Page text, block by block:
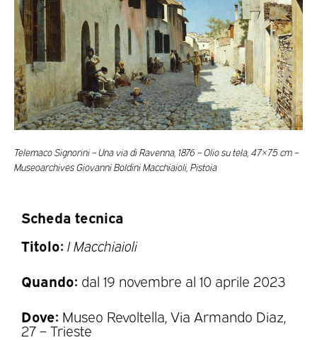
Telemaco Signorini – Una via di Ravenna, 1876 – Olio su tela, 47×75 cm –
Museoarchives Giovanni Boldini Macchiaioli, Pistoia
Scheda tecnica
Titolo: I Macchiaioli
Quando: dal 19 novembre al 10 aprile 2023
Dove: Museo Revoltella, Via Armando Diaz,
27 – Trieste